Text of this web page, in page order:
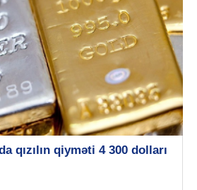
qızılın qiyməti 4 300 dolları